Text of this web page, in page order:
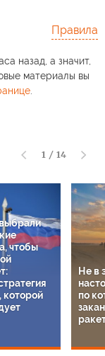
Правила
назад, а значит,
материалы вы
.
1 / 14
чтобы
которой
Не в
по